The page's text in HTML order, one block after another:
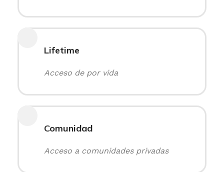
Lifetime
Acceso de por vida
Comunidad
Acceso a comunidades privadas